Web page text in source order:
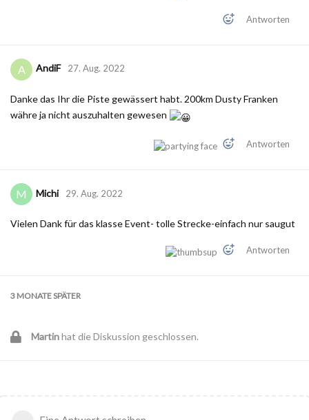
Antworten
A AndiF 27. Aug. 2022
Danke das Ihr die Piste gewässert habt. 200km Dusty Franken
währe ja nicht auszuhalten gewesen
Antworten
M Michi 29. Aug. 2022
Vielen Dank für das klasse Event- tolle Strecke-einfach nur saugut
Antworten
3 MONATESPÄTER
Martinhat die Diskussion geschlossen.